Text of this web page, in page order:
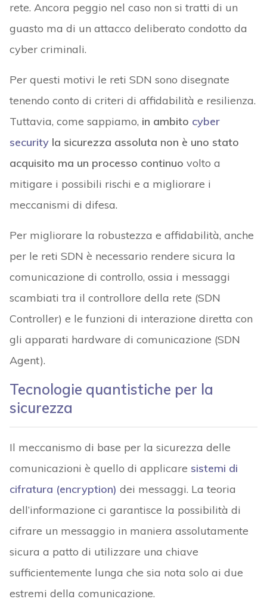
rete. Ancora peggio nel caso non si tratti di un
guasto ma di un attacco deliberato condotto da
cyber criminali.
Per questi motivi le reti SDN sono disegnate
tenendo conto di criteri di affidabilità e resilienza.
Tuttavia, come sappiamo, in ambito cyber
securityla sicurezza assoluta non è uno stato
acquisito ma un processo continuo volto a
mitigare i possibili rischi e a migliorare i
meccanismi di difesa.
Per migliorare la robustezza e affidabilità, anche
per le reti SDN è necessario rendere sicura la
comunicazione di controllo, ossia i messaggi
scambiati tra il controllore della rete (SDN
Controller) e le funzioni di interazione diretta con
gli apparati hardware di comunicazione (SDN
Agent).
Tecnologie quantistiche per la
sicurezza
Il meccanismo di base per la sicurezza delle
comunicazioni è quello di applicare sistemi di
cifratura (encryption) dei messaggi. La teoria
dell’informazione ci garantisce la possibilità di
cifrare un messaggio in maniera assolutamente
sicura a patto di utilizzare una chiave
sufficientemente lunga che sia nota solo ai due
estremi della comunicazione.